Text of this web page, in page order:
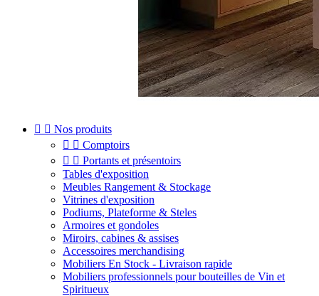
  Nos produits
  Comptoirs
  Portants et présentoirs
Tables d'exposition
Meubles Rangement & Stockage
Vitrines d'exposition
Podiums, Plateforme & Steles
Armoires et gondoles
Miroirs, cabines & assises
Accessoires merchandising
Mobiliers En Stock - Livraison rapide
Mobiliers professionnels pour bouteilles de Vin et
Spiritueux